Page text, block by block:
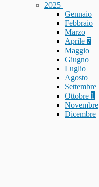
2025
Gennaio
Febbraio
Marzo
Aprile 7
Maggio
Giugno
Luglio
Agosto
Settembre
Ottobre 1
Novembre
Dicembre